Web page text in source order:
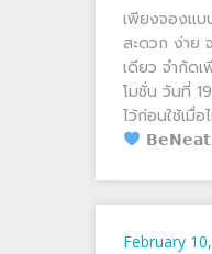
เพียงจองแ
สะดวก ง่าย
เดียว จำกัดเ
โมชั่น วันที่
ไว้ก่อนใช้เมื่
February